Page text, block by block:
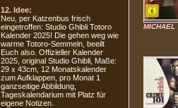
12. Idee:
Neu, per Katzenbus frisch
eingetroffen: Studio Ghibli Totoro
Kalender 2025! Die gehen weg wie
warme Totoro-Semmeln, beeilt
Euch also. Offizieller Kalender
2025, original Studio Ghibli, Maße:
29 x 43cm, 12 Monatskalender
zum Aufklappen, pro Monat 1
ganzseitige Abbildung,
Tageskalendarium mit Platz für
eigene Notizen.
MICHAEL